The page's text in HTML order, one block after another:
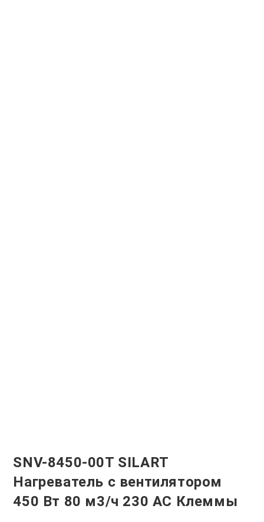
SNV-8450-00T SILART
Нагреватель с вентилятором
450 Вт 80 м3/ч 230 AC Клеммы